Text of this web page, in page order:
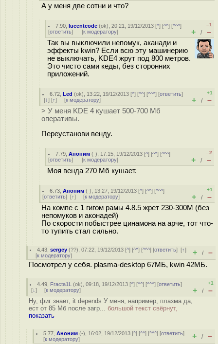
А у меня две сотни и что?
7.90 ,lucentcode (ok), 20:21, 19/12/2013 [^] [^^] [^^^]
[ответить] [к модератору]
–1
+ / –
Так вы выключили непомук, аканади и
эффекты kwin? Если всю эту машинерию
не выключать, KDE4 жрут под 800 метров.
Это чисто сами кеды, без сторонних
приложений.
6.72 ,Led (ok), 13:22, 19/12/2013 [^] [^^] [^^^] [ответить]
[↓] [↑] [к модератору]
+1
+ / –
> У меня KDE 4 кушает 500-700 Мб
оперативы.
Переустанови венду.
7.79 ,Аноним (-), 17:15, 19/12/2013 [^] [^^] [^^^]
[ответить] [к модератору]
–2
+ / –
Моя венда 270 Мб кушает.
6.73 ,Аноним (-), 13:27, 19/12/2013 [^] [^^] [^^^]
[ответить] [↑] [к модератору]
+1
+ / –
На компе с 1 гигом рамы 4.8.5 жрет 230-300М (без
непомуков и аконадей)
По скорости побыстрее цинамона на арче, тот что-
то тупить стал сильно.
4.43 ,sergey (??), 07:22, 19/12/2013 [^] [^^] [^^^] [ответить][↑]
[к модератору] + / –
Посмотрел у себя. plasma-desktop 67МБ, kwin 42МБ.
4.49 Fracta1L (ok), 09:18, 19/12/2013 [^] [^^] [^^^] [ответить]
[↓] [к модератору]
+1
+ / –
Ну, фиг знает, it depends У меня, например, плазма да,
ест от 85 Мб после загр... большой текст свёрнут,
показать
5.77 ,Аноним (-), 16:02, 19/12/2013 [^] [^^] [^^^] [ответить]
[к модератору] + / –